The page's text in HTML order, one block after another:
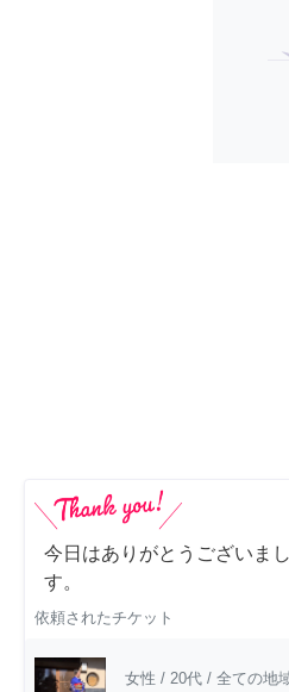
今日はありがとうございま
す。
依頼されたチケット
女性 / 20代 / 全ての地